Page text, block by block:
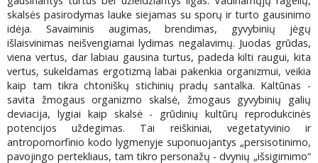
skalsės pasirodymas lauke siejamas su sporų ir turto gausinimo
idėja. Savaiminis augimas, brendimas, gyvybinių jėgų
išlaisvinimas neišvengiamai lydimas negalavimų. Juodas grūdas,
viena vertus, dar labiau gausina turtus, padeda kilti raugui, kita
vertus, sukeldamas ergotizmą labai pakenkia organizmui, veikia
kaip tam tikra chtoniškų stichinių pradų santalka. Kaltūnas -
savita žmogaus organizmo skalsė, žmogaus gyvybinių galių
deviacija, lygiai kaip skalsė - grūdinių kultūrų reprodukcinės
potencijos uždegimas. Tai reiškiniai, vegetatyvinio ir
antropomorfinio kodo lygmenyje suponuojantys „persisotinimo,
pavojingo pertekliaus, tam tikro personažų - dvynių „išsigimimo“